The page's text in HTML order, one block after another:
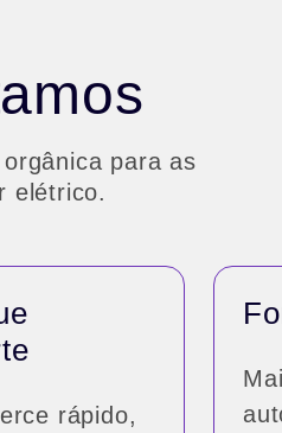
para as
elétrico.
rápido,